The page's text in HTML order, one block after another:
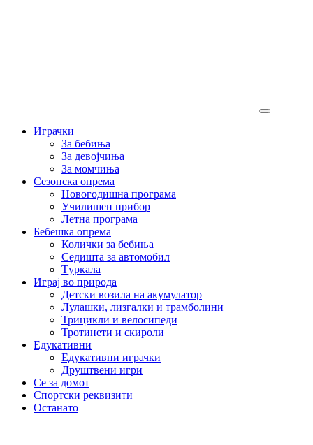
Играчки
За бебиња
За девојчиња
За момчиња
Сезонска опрема
Новогодишна програма
Училишен прибор
Летна програма
Бебешка опрема
Колички за бебиња
Седишта за автомобил
Tуркала
Играј во природа
Детски возила на акумулатор
Лулашки, лизгалки и трамболини
Трицикли и велосипеди
Тротинети и скироли
Едукативни
Едукативни играчки
Друштвени игри
Се за домот
Спортски реквизити
Останато